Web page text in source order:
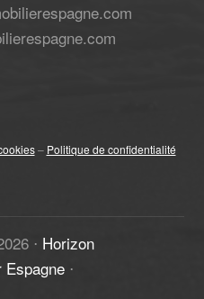
– Politique de confidentialité
⋅ Horizon
Espagne ⋅